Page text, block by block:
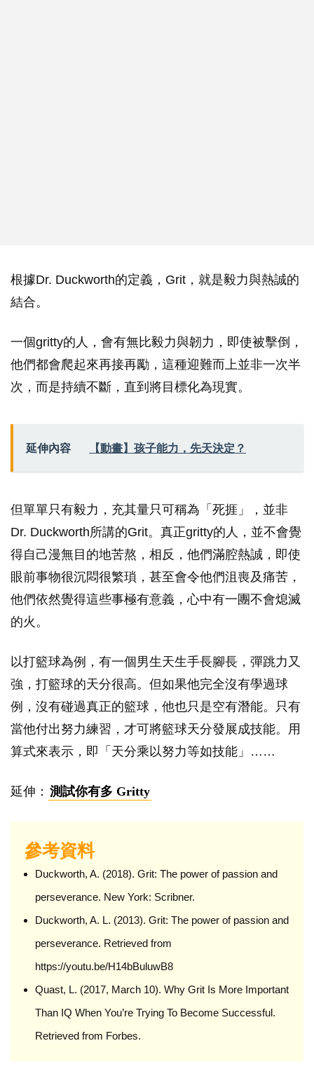
根據Dr. Duckworth的定義，Grit，就是毅力與熱誠的
結合。
一個gritty的人，會有無比毅力與韌力，即使被擊倒，
他們都會爬起來再接再勵，這種迎難而上並非一次半
次，而是持續不斷，直到將目標化為現實。
延伸內容 【動畫】孩子能力，先天決定？
但單單只有毅力，充其量只可稱為「死捱」，並非
Dr. Duckworth所講的Grit。真正gritty的人，並不會覺
得自己漫無目的地苦熬，相反，他們滿腔熱誠，即使
眼前事物很沉悶很繁瑣，甚至會令他們沮喪及痛苦，
他們依然覺得這些事極有意義，心中有一團不會熄滅
的火。
以打籃球為例，有一個男生天生手長腳長，彈跳力又
強，打籃球的天分很高。但如果他完全沒有學過球
例，沒有碰過真正的籃球，他也只是空有潛能。只有
當他付出努力練習，才可將籃球天分發展成技能。用
算式來表示，即「天分乘以努力等如技能」……
延伸： 測試你有多 Gritty
參考資料
Duckworth, A. (2018). Grit: The power of passion and
perseverance. New York: Scribner.
Duckworth, A. L. (2013). Grit: The power of passion and
perseverance. Retrieved from
https://youtu.be/H14bBuluwB8
Quast, L. (2017, March 10). Why Grit Is More Important
Than IQ When You’re Trying To Become Successful.
Retrieved from Forbes.